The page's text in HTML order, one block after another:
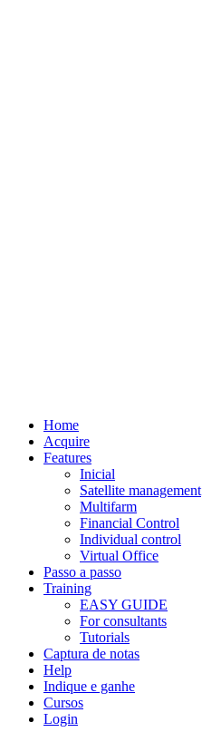
Home
Acquire
Features
Inicial
Satellite management
Multifarm
Financial Control
Individual control
Virtual Office
Passo a passo
Training
EASY GUIDE
For consultants
Tutorials
Captura de notas
Help
Indique e ganhe
Cursos
Login